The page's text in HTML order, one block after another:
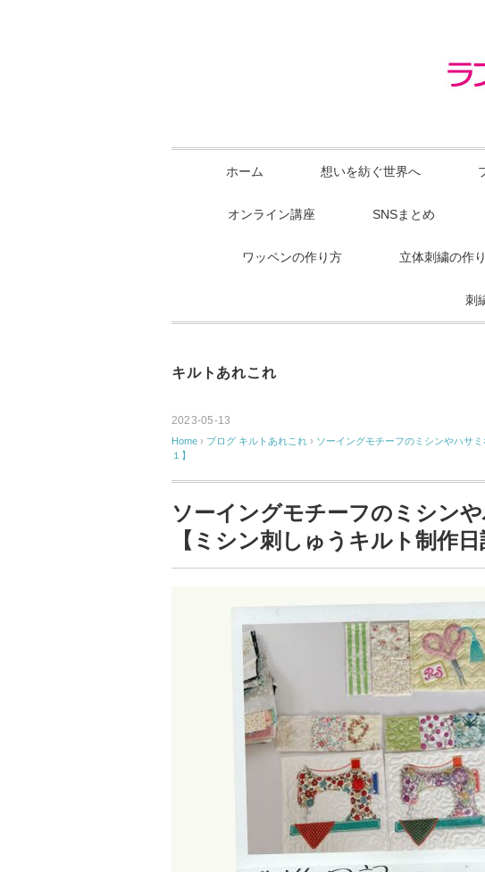
ホーム 想いを紡ぐ世界へ
オンライン講座 SNSまとめ
ワッペンの作り方 立体刺繍の作
刺
キルトあれこれ
2023-05-13
Home › ブログ キルトあれこれ › ソーイングモチーフのミシンやハサ
１】
ソーイングモチーフのミシン
【ミシン刺しゅうキルト制作日